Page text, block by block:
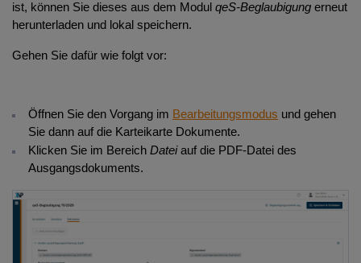
Abschließen: Einen Vollzugsschritt abschließen
Löschen: Einen Vorgang löschen
Wiederherstellen: Gelöschten Vorgang wiederherstellen
ist, können Sie dieses aus dem Modul qeS-Beglaubigung erneut
herunterladen und lokal speichern.
Gehen Sie dafür wie folgt vor:
Öffnen Sie den Vorgang im Bearbeitungsmodus und gehen
Sie dann auf die Karteikarte Dokumente.
Klicken Sie im Bereich Dateiauf die PDF-Datei des
Ausgangsdokuments.